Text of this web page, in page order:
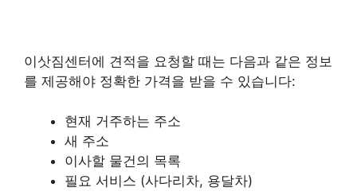
이삿짐센터에 견적을 요청할 때는 다음과 같은 정보
를 제공해야 정확한 가격을 받을 수 있습니다:
현재 거주하는 주소
새 주소
이사할 물건의 목록
필요 서비스 (사다리차, 용달차)